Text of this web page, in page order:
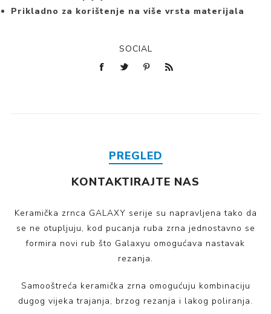
Prikladno za korištenje na više vrsta materijala
SOCIAL
PREGLED
KONTAKTIRAJTE NAS
Keramička zrnca GALAXY serije su napravljena tako da
se ne otupljuju, kod pucanja ruba zrna jednostavno se
formira novi rub što Galaxyu omogućava nastavak
rezanja.
Samooštreća keramička zrna omogućuju kombinaciju
dugog vijeka trajanja, brzog rezanja i lakog poliranja.